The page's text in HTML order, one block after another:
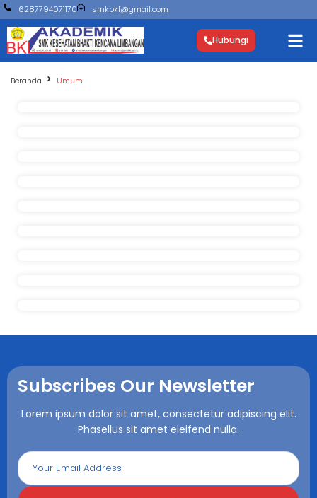
6287794071170 smkbkl@gmail.com
Hubungi
Beranda Umum
Subscribes Our Newsletter
Lorem ipsum dolor sit amet, consectetur adipiscing elit.
Phasellus sit amet eleifend nulla.